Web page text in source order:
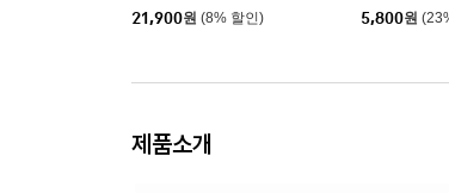
21,900원 (8% 할인) 5,800원
제품소개